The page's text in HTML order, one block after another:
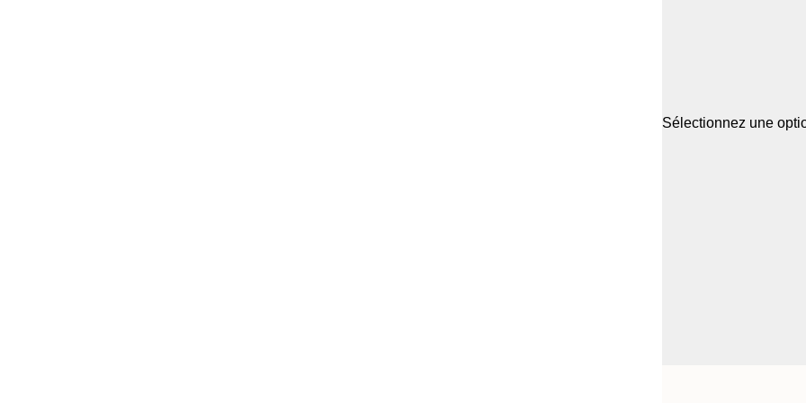
Sélectionnez une